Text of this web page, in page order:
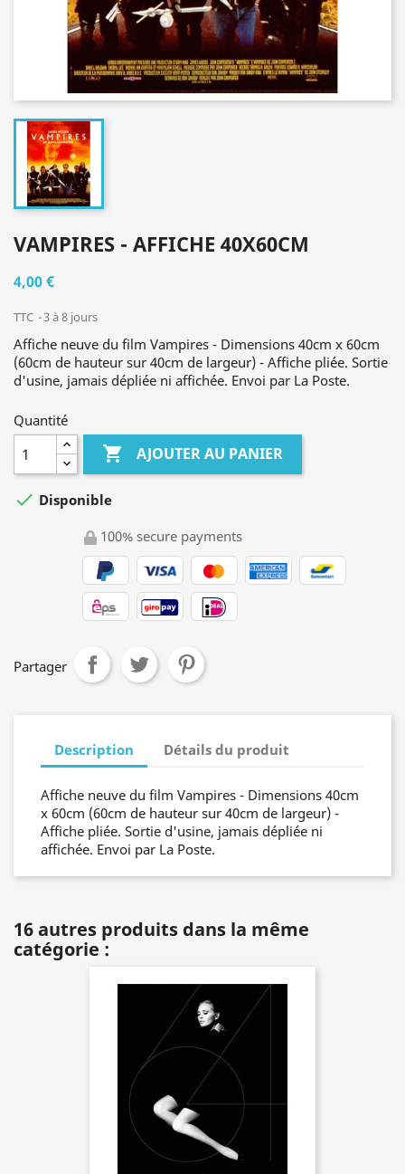
VAMPIRES - AFFICHE 40X60CM
4,00 €
TTC 3 à 8 jours
Affiche neuve du film Vampires - Dimensions 40cm x 60cm
(60cm de hauteur sur 40cm de largeur) - Affiche pliée. Sortie
d'usine, jamais dépliée ni affichée. Envoi par La Poste.
Quantité
 AJOUTER AU PANIER
 Disponible
100% secure payments
Partager
Description Détails du produit
Affiche neuve du film Vampires - Dimensions 40cm
x 60cm (60cm de hauteur sur 40cm de largeur) -
Affiche pliée. Sortie d'usine, jamais dépliée ni
affichée. Envoi par La Poste.
16 autres produits dans la même
catégorie :